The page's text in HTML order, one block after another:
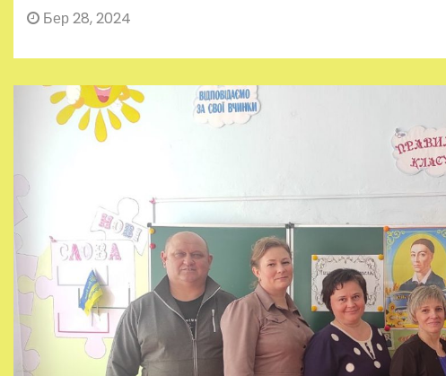
Бер 28, 2024